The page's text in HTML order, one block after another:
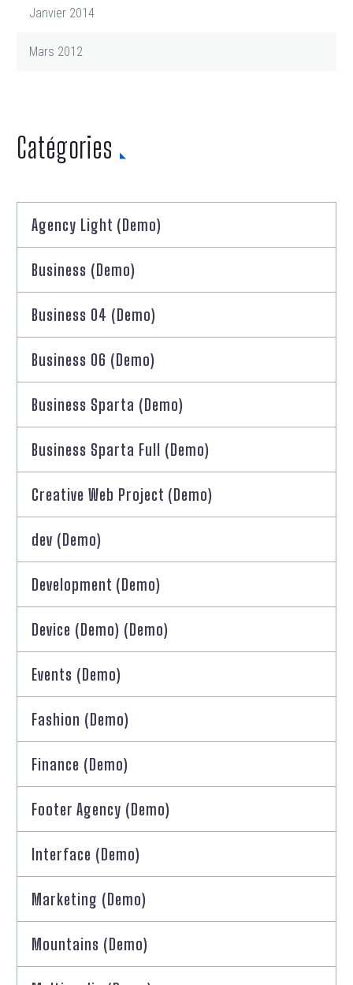
Janvier 2014
Mars 2012
Catégories
Agency Light (Demo)
Business (Demo)
Business 04 (Demo)
Business 06 (Demo)
Business Sparta (Demo)
Business Sparta Full (Demo)
Creative Web Project (Demo)
dev (Demo)
Development (Demo)
Device (Demo) (Demo)
Events (Demo)
Fashion (Demo)
Finance (Demo)
Footer Agency (Demo)
Interface (Demo)
Marketing (Demo)
Mountains (Demo)